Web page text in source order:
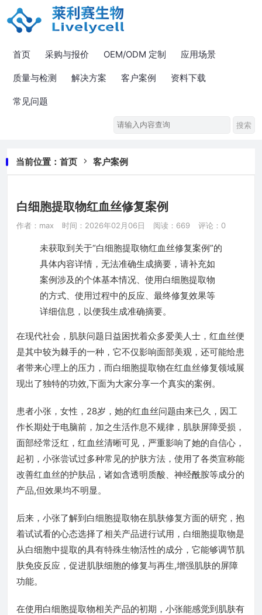
首页 采购与报价 OEM/ODM 定制 应用场景
质量与检测 解决方案 客户案例 资料下载
常见问题
当前位置： 首页 客户案例
白细胞提取物红血丝修复案例
作者：max 时间：2026年02月06日 阅读：669 评论：0
未获取到关于“白细胞提取物红血丝修复案例”的
具体内容详情，无法准确生成摘要，请补充如
案例涉及的个体基本情况、使用白细胞提取物
的方式、使用过程中的反应、最终修复效果等
详细信息，以便我生成准确摘要。
在现代社会，肌肤问题日益困扰着众多爱美人士，红血丝便
是其中较为棘手的一种，它不仅影响面部美观，还可能给患
者带来心理上的压力，而白细胞提取物在红血丝修复领域展
现出了独特的功效,下面为大家分享一个真实的案例。
患者小张，女性，28岁，她的红血丝问题由来已久，因工
作长期处于电脑前，加之生活作息不规律，肌肤屏障受损，
面部经常泛红，红血丝清晰可见，严重影响了她的自信心，
起初，小张尝试过多种常见的护肤方法，使用了各类宣称能
改善红血丝的护肤品，诸如含透明质酸、神经酰胺等成分的
产品,但效果均不明显。
后来，小张了解到白细胞提取物在肌肤修复方面的研究，抱
着试试看的心态选择了相关产品进行试用，白细胞提取物是
从白细胞中提取的具有特殊生物活性的成分，它能够调节肌
肤免疫反应，促进肌肤细胞的修复与再生,增强肌肤的屏障
功能。
在使用白细胞提取物相关产品的初期，小张能感觉到肌肤有